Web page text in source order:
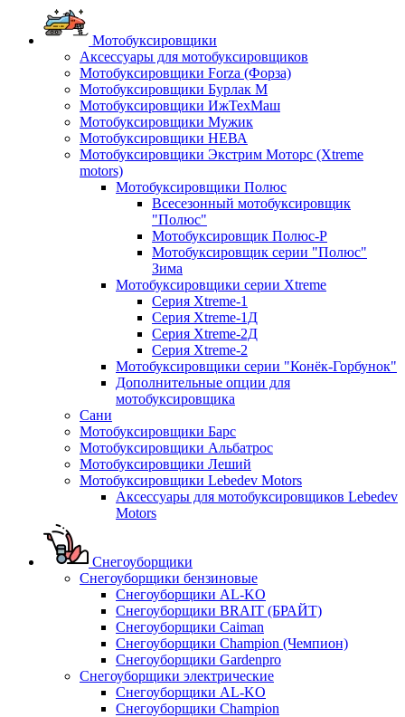
Мотобуксировщики
Аксессуары для мотобуксировщиков
Мотобуксировщики Forza (Форза)
Мотобуксировщики Бурлак М
Мотобуксировщики ИжТехМаш
Мотобуксировщики Мужик
Мотобуксировщики НЕВА
Мотобуксировщики Экстрим Моторс (Xtreme
motors)
Мотобуксировщики Полюс
Всесезонный мотобуксировщик
"Полюс"
Мотобуксировщик Полюс-Р
Мотобуксировщик серии "Полюс"
Зима
Мотобуксировщики серии Xtreme
Серия Xtreme-1
Серия Xtreme-1Д
Серия Xtreme-2Д
Серия Xtreme-2
Мотобуксировщики серии "Конёк-Горбунок"
Дополнительные опции для
мотобуксировщика
Сани
Мотобуксировщики Барс
Мотобуксировщики Альбатрос
Мотобуксировщики Леший
Мотобуксировщики Lebedev Motors
Аксессуары для мотобуксировщиков Lebedev
Motors
Снегоуборщики
Снегоуборщики бензиновые
Снегоуборщики AL-KO
Снегоуборщики BRAIT (БРАЙТ)
Снегоуборщики Caiman
Снегоуборщики Champion (Чемпион)
Снегоуборщики Gardenpro
Снегоуборщики электрические
Снегоуборщики AL-KO
Снегоуборщики Champion